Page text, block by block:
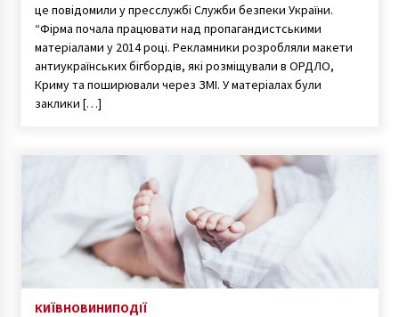
це повідомили у пресслужбі Служби безпеки України.
“Фірма почала працювати над пропагандистськими
матеріалами у 2014 році. Рекламники розробляли макети
антиукраїнських бігбордів, які розміщували в ОРДЛО,
Криму та поширювали через ЗМІ. У матеріалах були
заклики […]
КИЇВНОВИНИПОДІЇ